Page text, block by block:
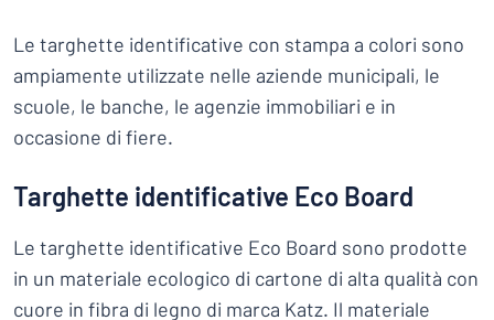
Le targhette identificative con stampa a colori sono
ampiamente utilizzate nelle aziende municipali, le
scuole, le banche, le agenzie immobiliari e in
occasione di fiere.
Targhette identificative Eco Board
Le targhette identificative Eco Board sono prodotte
in un materiale ecologico di cartone di alta qualità con
cuore in fibra di legno di marca Katz. Il materiale